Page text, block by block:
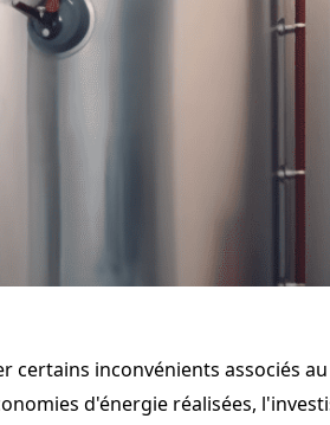
inconvénients associés
d'énergie réalisées,